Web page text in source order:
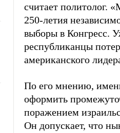
считает политолог.
250-летия
выборы в Конгресс.
республиканцы
американского
По его мнению,
оформить
поражением
Он допускает, что